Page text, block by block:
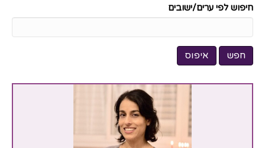
חיפוש לפי ערים/ישובים